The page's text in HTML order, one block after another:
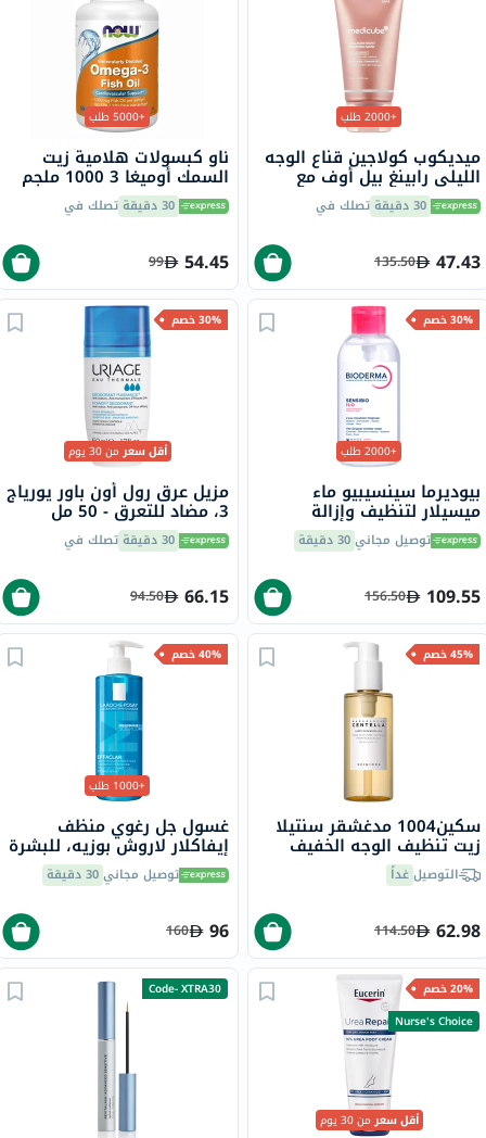
+2000 طلب
ميديكوب كولاجين قناع الوجه
الليلي رابينغ بيل أوف مع
النياسيناميد والسيراميد 75
مل 30 دقيقة تصلك في
47.43
135.50
+5000 طلب
ناو كبسولات هلامية زيت
السمك أوميغا 3 1000 ملجم
180 EPA / 120 DHA حزمة من
100 30 دقيقة تصلك في
54.45
99
30% خصم
+2000 طلب
بيوديرما سينسيبيو ماء
ميسيلار لتنظيف وإزالة
المكياج 850 ملتوصيل مجاني30 دقيقة
109.55
156.50
30% خصم
أقل سعرمن 30 يوم
مزيل عرق رول أون باور يورياج
3، مضاد للتعرق - 50 مل
30 دقيقة تصلك في
66.15
94.50
45% خصم
سكين1004 مدغشقر سنتيلا
زيت تنظيف الوجه الخفيف
200 ملالتوصيلغداً
62.98
114.50
40% خصم
+1000 طلب
غسول جل رغوي منظف
إيفاكلار لاروش بوزيه، للبشرة
الدهنية - 400 ملتوصيل مجاني30 دقيقة
96
160
20% خصم
Nurse's Choice
أقل سعرمن 30 يوم
Code- XTRA30